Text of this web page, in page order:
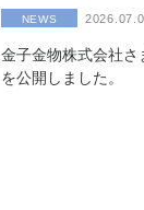
NEWS
金子金物株式会社さ
を公開しました。